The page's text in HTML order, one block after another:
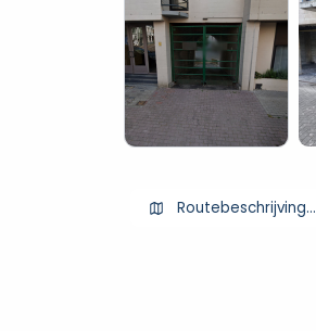
Routebeschrijving